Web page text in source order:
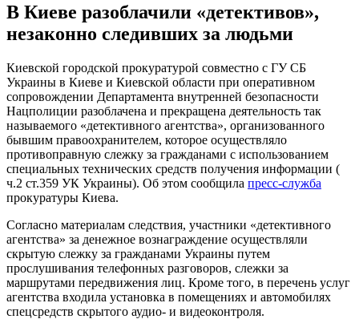
В Киеве разоблачили «детективов»,
незаконно следивших за людьми
Киевской городской прокуратурой совместно с ГУ СБ
Украины в Киеве и Киевской области при оперативном
сопровождении Департамента внутренней безопасности
Нацполиции разоблачена и прекращена деятельность так
называемого «детективного агентства», организованного
бывшим правоохранителем, которое осуществляло
противоправную слежку за гражданами с использованием
специальных технических средств получения информации (
ч.2 ст.359 УК Украины). Об этом сообщила пресс-служба
прокуратуры Киева.
Согласно материалам следствия, участники «детективного
агентства» за денежное вознаграждение осуществляли
скрытую слежку за гражданами Украины путем
прослушивания телефонных разговоров, слежки за
маршрутами передвижения лиц. Кроме того, в перечень услуг
агентства входила установка в помещениях и автомобилях
спецсредств скрытого аудио- и видеоконтроля.